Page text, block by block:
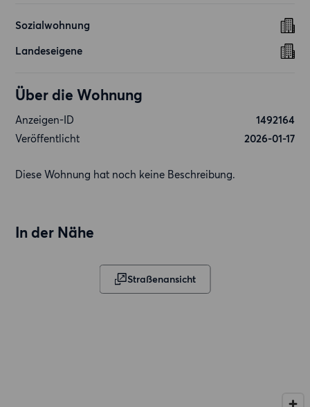
Sozialwohnung
Landeseigene
Über die Wohnung
Anzeigen-ID
1492164
Veröffentlicht
2026-01-17
Diese Wohnung hat noch keine Beschreibung.
In der Nähe
Straßenansicht